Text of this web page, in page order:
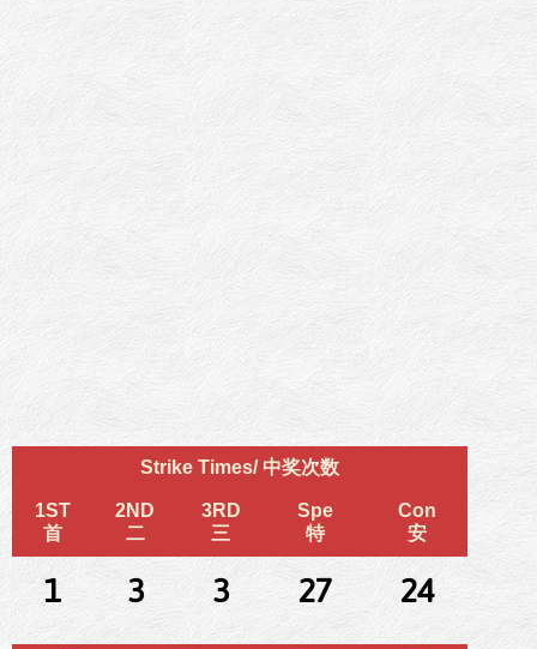
Strike Times/ 中奖次数
1ST
首
2ND
二
3RD
三
Spe
特
Con
安
1 3 3 27 24